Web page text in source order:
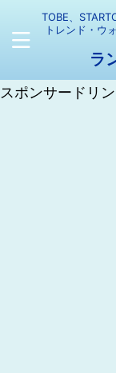
TOBE、
トレンド・ウ
ラ
スポンサードリ